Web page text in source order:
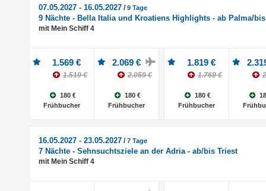
07.05.2027 - 16.05.2027 /9 Tage
9 Nächte - Bella Italia und Kroatiens Highlights - ab Palma/
mit Mein Schiff 4
1.569 €
1.519 €
180 €
Frühbucher
2.069 €
2.059 €
180 €
Frühbucher
1.819 €
1.769 €
180 €
Frühbucher
16.05.2027 - 23.05.2027 /7 Tage
7 Nächte - Sehnsuchtsziele an der Adria - ab/bis Triest
mit Mein Schiff 4